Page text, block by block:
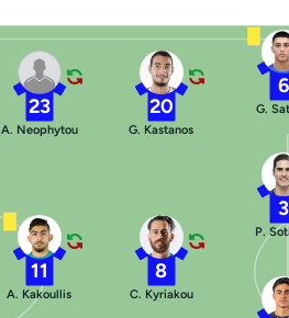
3
P.
6
G.
8
C. Kyriakou
20
G. Kastanos
11
A. Kakoullis
23
A. Neophytou